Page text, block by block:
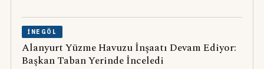
İNEGÖL
Alanyurt Yüzme Havuzu İnşaatı Devam Ediyor:
Başkan Taban Yerinde İnceledi